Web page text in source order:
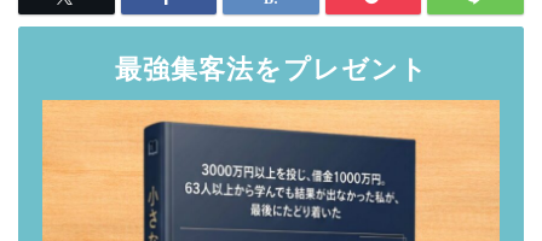
最強集客法をプレゼント